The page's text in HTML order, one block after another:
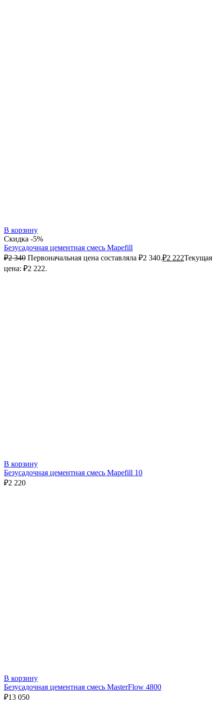
В корзину
Скидка -5%
Безусадочная цементная смесь Mapefill
₽2 340 Первоначальная цена составляла ₽2 340.₽2 222Текущая
цена: ₽2 222.
В корзину
Безусадочная цементная смесь Mapefill 10
₽2 220
В корзину
Безусадочная цементная смесь MasterFlow 4800
₽13 050